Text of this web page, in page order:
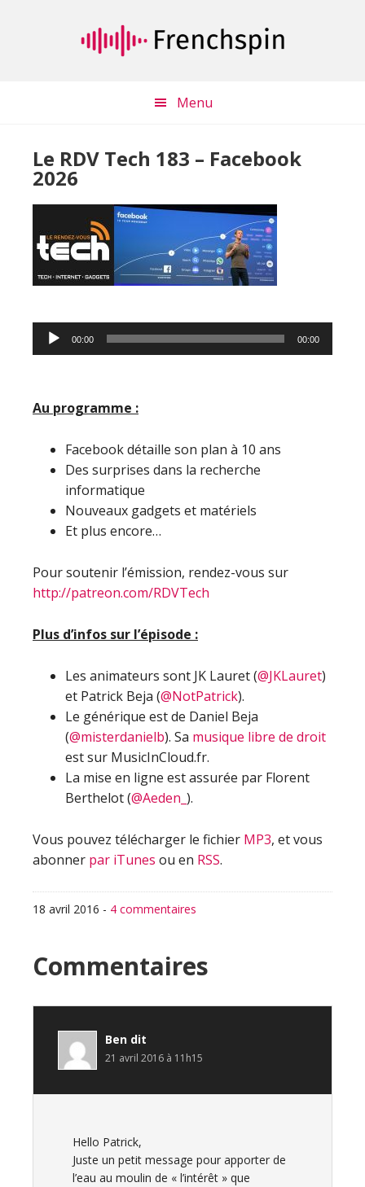
Menu
Le RDV Tech 183 – Facebook
2026
Lecteur
audio
00:00 00:00
Au programme :
Facebook détaille son plan à 10 ans
Des surprises dans la recherche
informatique
Nouveaux gadgets et matériels
Et plus encore…
Pour soutenir l’émission, rendez-vous sur
http://patreon.com/RDVTech
Plus d’infos sur l’épisode :
Les animateurs sont JK Lauret (@JKLauret)
et Patrick Beja (@NotPatrick).
Le générique est de Daniel Beja
(@misterdanielb). Sa musique libre de droit
est sur MusicInCloud.fr.
La mise en ligne est assurée par Florent
Berthelot (@Aeden_ ).
Vous pouvez télécharger le fichier MP3, et vous
abonner par iTunes ou en RSS.
18 avril 2016 - 4 commentaires
Interactions
du
lecteur
Commentaires
Ben dit
21 avril 2016 à 11h15
Hello Patrick,
Juste un petit message pour apporter de
l’eau au moulin de « l’intérêt » que